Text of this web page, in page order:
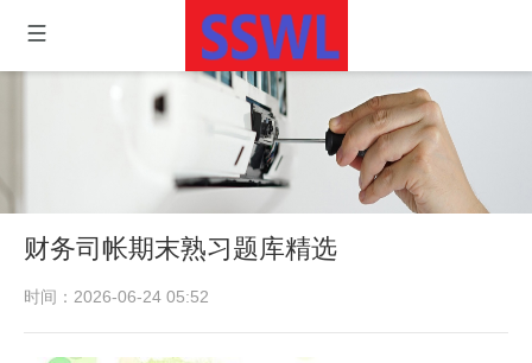
财务司帐期末熟习题库精选
时间：2026-06-24 05:52